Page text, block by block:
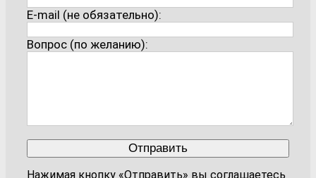
E-mail (не обязательно):
Вопрос (по желанию):
Нажимая кнопку «Отправить» вы соглашаетесь